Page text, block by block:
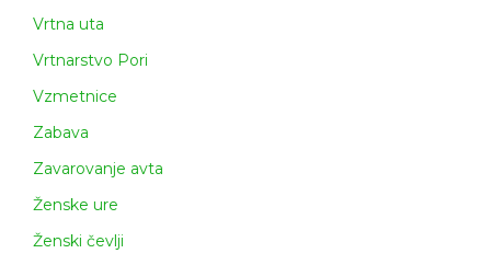
Vrtna uta
Vrtnarstvo Pori
Vzmetnice
Zabava
Zavarovanje avta
Ženske ure
Ženski čevlji